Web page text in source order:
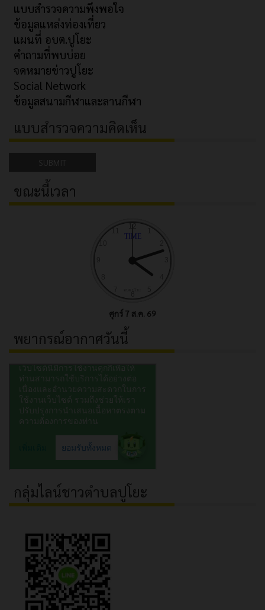
แบบสำรวจความพึงพอใจ
ข้อมูลแหล่งท่องเที่ยว
แผนที่ อบต.ปูโยะ
คำถามที่พบบ่อย
จดหมายข่าวปูโยะ
Social Network
ข้อมูลสนามกีฬาและลานกีฬา
แบบสำรวจความคิดเห็น
ขณะนี้เวลา
ศุกร์ 7 ส.ค. 69
พยากรณ์อากาศวันนี้
กลุ่มไลน์ชาวตำบลปูโยะ